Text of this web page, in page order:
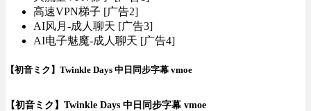
高速VPN梯子 [广告2]
AI风月-成人聊天 [广告3]
AI电子魅魔-成人聊天 [广告4]
【初音ミク】Twinkle Days 中日同步字幕 vmoe
【初音ミク】Twinkle Days 中日同步字幕 vmoe